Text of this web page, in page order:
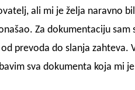
ali mi je želja naravno
Za dokumentaciju sam
prevoda do slanja zahteva.
sva dokumenta koja mi